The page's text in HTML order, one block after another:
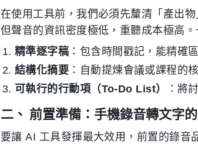
在使用工具前，我們必須先釐清「產出
但聲音的資訊密度極低，重聽成本極高
精準逐字稿 ：包含時間戳記，能精確
結構化摘要 ：自動提煉會議或課程的
可執行的行動項（To-Do List）
：將
二、 前置準備：手機錄音轉文字
要讓 AI 工具發揮最大效用，前置的錄音